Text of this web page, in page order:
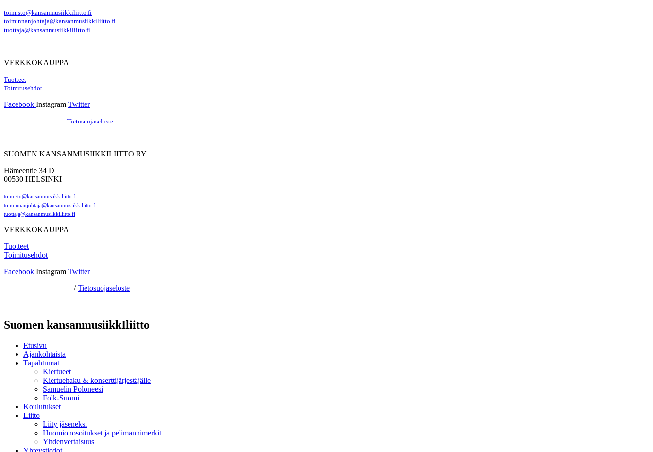
toimisto@kansanmusiikkiliitto.fi
toiminnanjohtaja@kansanmusiikkiliitto.fi
tuottaja@kansanmusiikkiliitto.fi
VERKKOKAUPPA
Tuotteet
Toimitusehdot
Facebook Instagram Twitter
Tietosuojaseloste
SUOMEN KANSANMUSIIKKILIITTO RY
Hämeentie 34 D
00530 HELSINKI
toimisto@kansanmusiikkiliitto.fi
toiminnanjohtaja@kansanmusiikkiliitto.fi
tuottaja@kansanmusiikkiliitto.fi
VERKKOKAUPPA
Tuotteet
Toimitusehdot
Facebook Instagram Twitter
/Tietosuojaseloste
Suomen kansanmusiikkIliitto
Etusivu
Ajankohtaista
Tapahtumat
Kiertueet
Kiertuehaku & konserttijärjestäjälle
Samuelin Poloneesi
Folk-Suomi
Koulutukset
Liitto
Liity jäseneksi
Huomionosoitukset ja pelimannimerkit
Yhdenvertaisuus